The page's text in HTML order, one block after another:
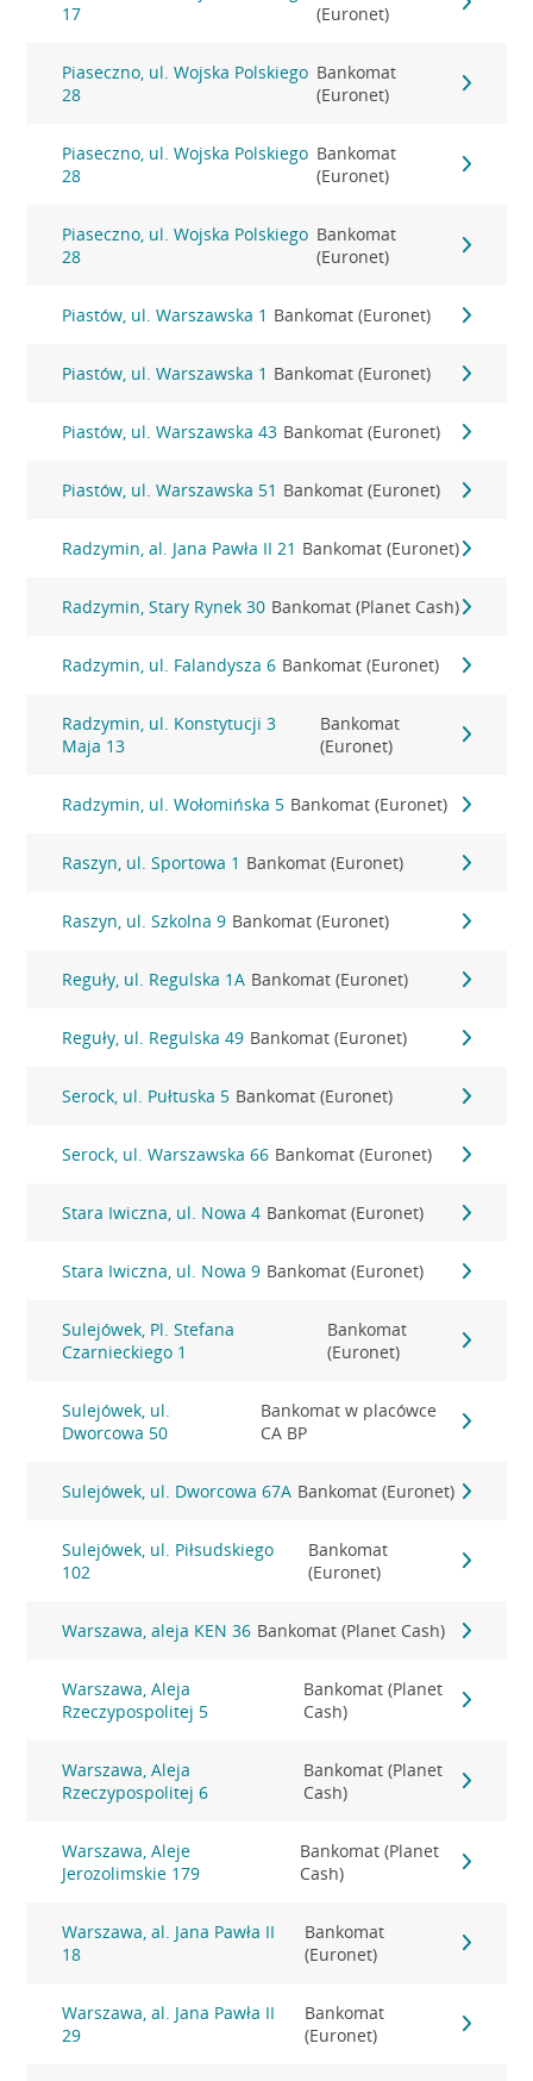
17
(Euronet)
Piaseczno, ul. Wojska Polskiego
28
Bankomat
(Euronet)
Piaseczno, ul. Wojska Polskiego
28
Bankomat
(Euronet)
Piaseczno, ul. Wojska Polskiego
28
Bankomat
(Euronet)
Piastów, ul. Warszawska 1 Bankomat (Euronet)
Piastów, ul. Warszawska 1 Bankomat (Euronet)
Piastów, ul. Warszawska 43 Bankomat (Euronet)
Piastów, ul. Warszawska 51 Bankomat (Euronet)
Radzymin, al. Jana Pawła II 21 Bankomat (Euronet)
Radzymin, Stary Rynek 30 Bankomat (Planet Cash)
Radzymin, ul. Falandysza 6 Bankomat (Euronet)
Radzymin, ul. Konstytucji 3
Maja 13
Bankomat
(Euronet)
Radzymin, ul. Wołomińska 5 Bankomat (Euronet)
Raszyn, ul. Sportowa 1 Bankomat (Euronet)
Raszyn, ul. Szkolna 9 Bankomat (Euronet)
Reguły, ul. Regulska 1A Bankomat (Euronet)
Reguły, ul. Regulska 49 Bankomat (Euronet)
Serock, ul. Pułtuska 5 Bankomat (Euronet)
Serock, ul. Warszawska 66 Bankomat (Euronet)
Stara Iwiczna, ul. Nowa 4 Bankomat (Euronet)
Stara Iwiczna, ul. Nowa 9 Bankomat (Euronet)
Sulejówek, Pl. Stefana
Czarnieckiego 1
Bankomat
(Euronet)
Sulejówek, ul.
Dworcowa 50
Bankomat w placówce
CA BP
Sulejówek, ul. Dworcowa 67A Bankomat (Euronet)
Sulejówek, ul. Piłsudskiego
102
Bankomat
(Euronet)
Warszawa, aleja KEN 36 Bankomat (Planet Cash)
Warszawa, Aleja
Rzeczypospolitej 5
Bankomat (Planet
Cash)
Warszawa, Aleja
Rzeczypospolitej 6
Bankomat (Planet
Cash)
Warszawa, Aleje
Jerozolimskie 179
Bankomat (Planet
Cash)
Warszawa, al. Jana Pawła II
18
Bankomat
(Euronet)
Warszawa, al. Jana Pawła II
29
Bankomat
(Euronet)